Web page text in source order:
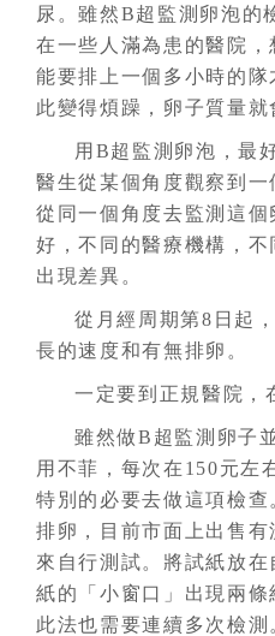
尿。雖然B超監測卵泡的
在一些人滿為患的醫院
能要排上一個多小時的隊
此變得煩躁，卵子質量就
用B超監測卵泡，最
醫生從某個角度觀察到
從同一個角度去監測這
好，不同的醫療機構，
出現差異。
從月經周期第8日起
長的速度和有無排卵。
一定要到正規醫院，
雖然做B超監測卵子
用不菲，每次在150元左
特別的必要去做這項檢查
排卵，目前市面上出售
來自行測試。將試紙放
紙的「小窗口」出現兩條
此法也需要連續多次檢